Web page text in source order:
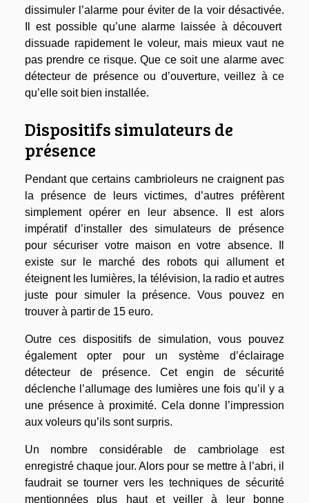
dissimuler l’alarme pour éviter de la voir désactivée.
Il est possible qu’une alarme laissée à découvert
dissuade rapidement le voleur, mais mieux vaut ne
pas prendre ce risque. Que ce soit une alarme avec
détecteur de présence ou d’ouverture, veillez à ce
qu’elle soit bien installée.
Dispositifs simulateurs de
présence
Pendant que certains cambrioleurs ne craignent pas
la présence de leurs victimes, d’autres préfèrent
simplement opérer en leur absence. Il est alors
impératif d’installer des simulateurs de présence
pour sécuriser votre maison en votre absence. Il
existe sur le marché des robots qui allument et
éteignent les lumières, la télévision, la radio et autres
juste pour simuler la présence. Vous pouvez en
trouver à partir de 15 euro.
Outre ces dispositifs de simulation, vous pouvez
également opter pour un système d’éclairage
détecteur de présence. Cet engin de sécurité
déclenche l’allumage des lumières une fois qu’il y a
une présence à proximité. Cela donne l’impression
aux voleurs qu’ils sont surpris.
Un nombre considérable de cambriolage est
enregistré chaque jour. Alors pour se mettre à l’abri, il
faudrait se tourner vers les techniques de sécurité
mentionnées plus haut et veiller à leur bonne